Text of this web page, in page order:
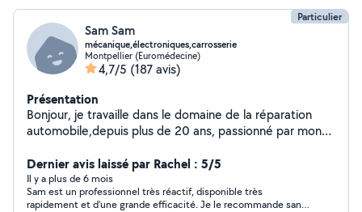
Particulier
Sam Sam
mécanique,électroniques,carrosserie
Montpellier (Euromédecine)
4,7/5 (187 avis)
Présentation
Bonjour, je travaille dans le domaine de la réparation
automobile,depuis plus de 20 ans, passionné par mon
mécanique,électronique, diagnostic, carrosserie,et
accompagnement pour l'achat d'un véhicule d'occasion.
Dernier avis laissé par Rachel : 5/5
Il y a plus de 6 mois
Sam est un professionnel très réactif, disponible très
rapidement et d'une grande efficacité. Je le recommande sans